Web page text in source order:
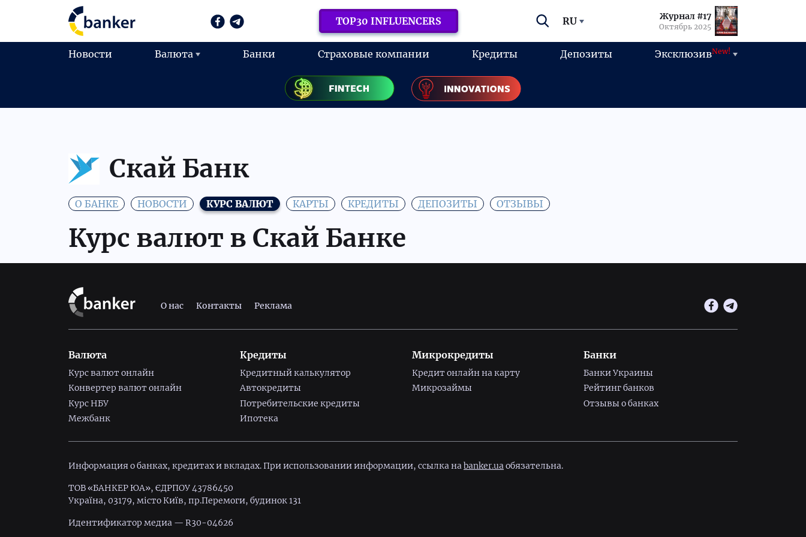
TOP30 INFLUENCERS RU Журнал #17
Октябрь 2025
Новости Валюта Банки Страховые компании Кредиты Депозиты ЭксклюзивNew!
Скай Банк
О БАНКЕ НОВОСТИ КУРС ВАЛЮТ КАРТЫ КРЕДИТЫ ДЕПОЗИТЫ ОТЗЫВЫ
Курс валют в Скай Банке
О нас Контакты Реклама
Валюта
Курс валют онлайн
Конвертер валют онлайн
Курс НБУ
Межбанк
Кредиты
Кредитный калькулятор
Автокредиты
Потребительские кредиты
Ипотека
Микрокредиты
Кредит онлайн на карту
Микрозаймы
Банки
Банки Украины
Рейтинг банков
Отзывы о банках
Информация о банках, кредитах и вкладах. При использовании информации, ссылка наbanker.uaобязательна.
ТОВ «БАНКЕР ЮА», ЄДРПОУ 43786450
Україна, 03179, місто Київ, пр.Перемоги, будинок 131
Идентификатор медиа — R30-04626